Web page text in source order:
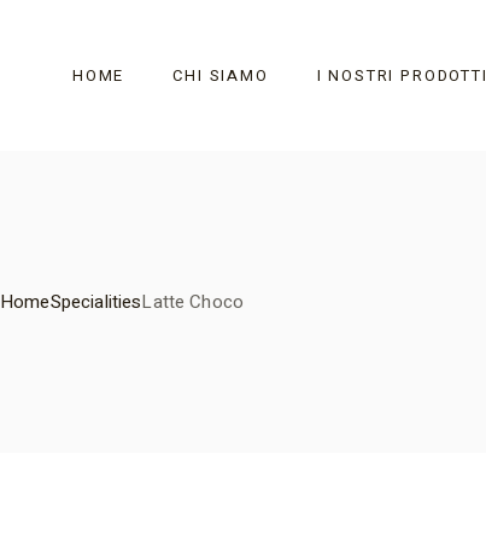
HOME CHI SIAMO I NOSTRI PRODOTTI
HomeSpecialitiesLatte Choco